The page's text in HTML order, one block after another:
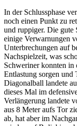
In der Schlussphase
noch einen Punkt zu
und ruppiger. Die gute
einige Verwarnungen
Unterbrechungen auf
Nachspielzeit, was
Schweriner konnten
Entlastung sorgen und
Diagonalball landete
dieses Mal im
Verlängerung landete
aus 8 Meter aufs Tor
ab, hat aber im